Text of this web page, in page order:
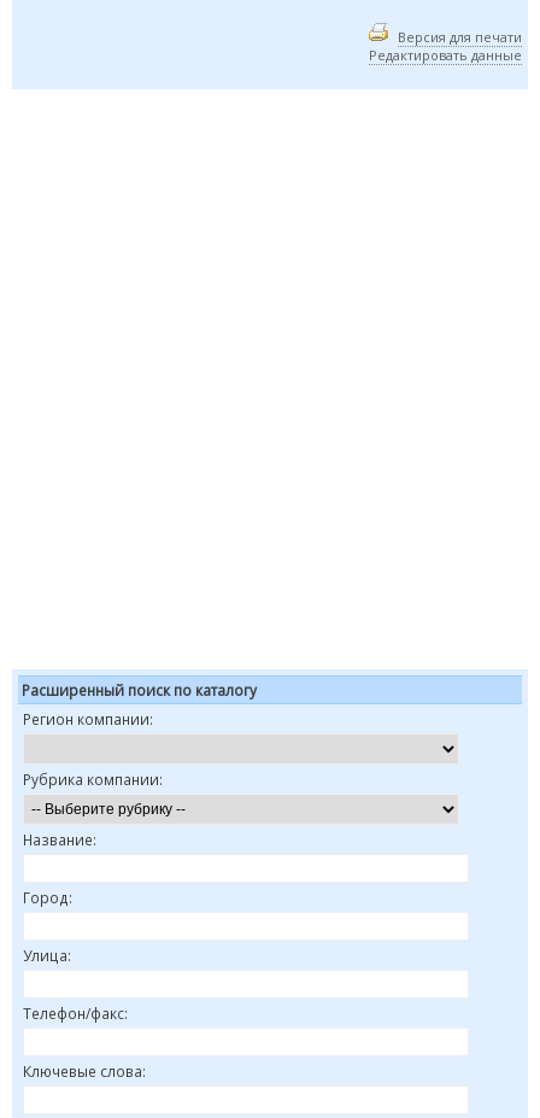
Версия для печати
Редактировать данные
Расширенный поиск по каталогу
Регион компании:
Рубрика компании:
Название:
Город:
Улица:
Телефон/факс:
Ключевые слова: